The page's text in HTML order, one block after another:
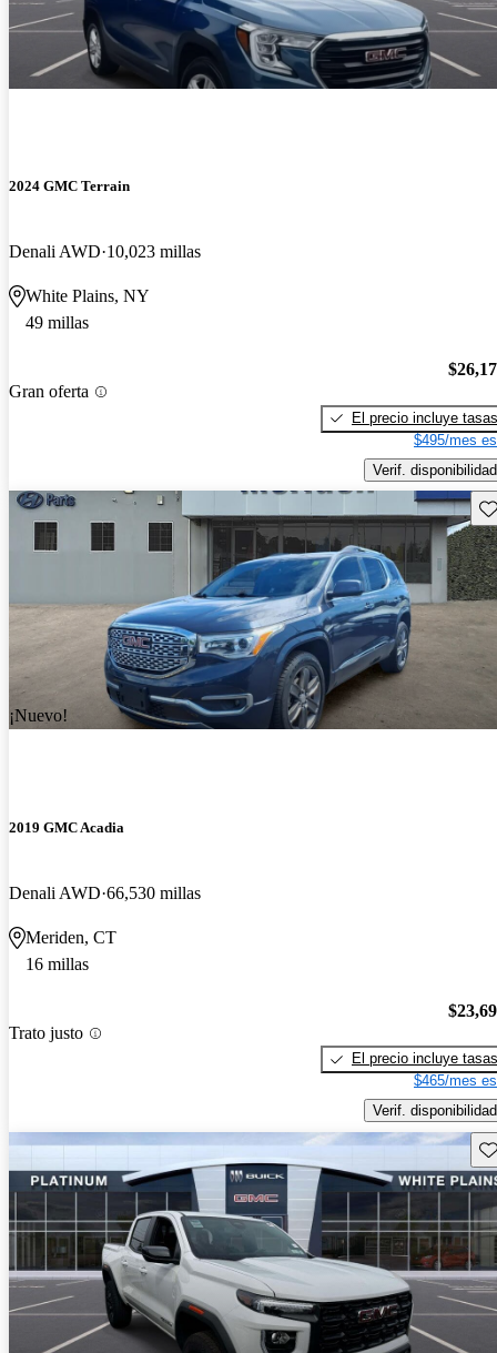
2024 GMC Terrain
Denali AWD 10,023 millas
White Plains, NY
49 millas
Gran oferta
El precio incluye tasas
$495/mes
Verif. disponibilidad
¡Nuevo!
2019 GMC Acadia
Denali AWD 66,530 millas
Meriden, CT
16 millas
Trato justo
El precio incluye tasas
$465/mes
Verif. disponibilidad